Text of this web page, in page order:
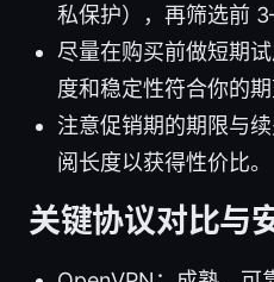
私保护），再筛选前
尽量在购买前做短期
度和稳定性符合你的期
注意促销期的期限与
阅长度以获得性价比。
关键协议对比与